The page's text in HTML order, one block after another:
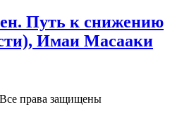
Путь к снижению
Имаи Масааки
права защищены